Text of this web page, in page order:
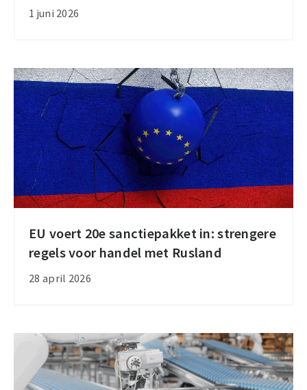
1 juni 2026
voor
en
Noorwegen
nu
digitaal
beschikbaar
EU voert 20e sanctiepakket in: strengere
regels voor handel met Rusland
28 april 2026
EU
voert
20e
strengere
regels
voor